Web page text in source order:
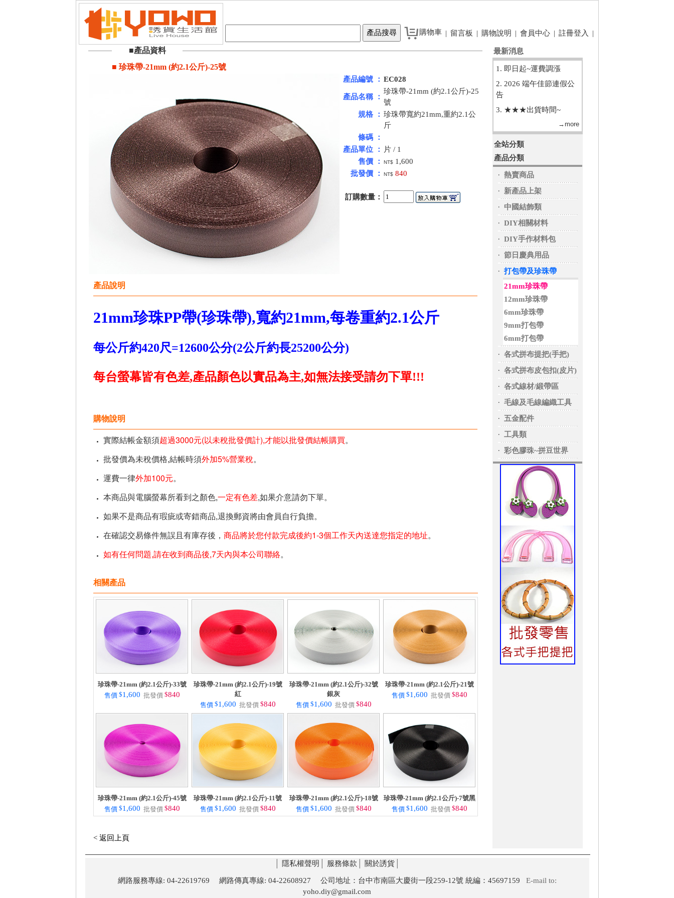
購物車 | 留言板 | 購物說明 | 會員中心 | 註冊登入 |
■產品資料
■ 珍珠帶-21mm (約2.1公斤)-25號
產品編號 ： EC028
產品名稱 ：
珍珠帶-21mm (約2.1公斤)-25
號
規格 ： 珍珠帶寬約21mm,重約2.1公
斤
條碼 ：
產品單位 ：
片 / 1
售價 ：
NT$ 1,600
批發價 ：
NT$ 840
訂購數量：
產品說明
21mm珍珠PP帶(珍珠帶),寬約21mm,每卷重約2.1公斤
每公斤約420尺=12600公分(2公斤約長25200公分)
每台螢幕皆有色差,產品顏色以實品為主,如無法接受請勿下單!!!
購物說明
實際結帳金額須超過3000元(以未稅批發價計),才能以批發價結帳購買。
批發價為未稅價格,結帳時須外加5%營業稅。
運費一律外加100元。
本商品與電腦螢幕所看到之顏色,一定有色差,如果介意請勿下單。
如果不是商品有瑕疵或寄錯商品,退換郵資將由會員自行負擔。
在確認交易條件無誤且有庫存後， 商品將於您付款完成後約1-3個工作天內送達您指定的地址。
如有任何問題,請在收到商品後,7天內與本公司聯絡。
相關產品
珍珠帶-21mm (約2.1公斤)-33號
售價 $1,600 批發價 $840
珍珠帶-21mm (約2.1公斤)-19號
紅
售價 $1,600 批發價 $840
珍珠帶-21mm (約2.1公斤)-32號
銀灰
售價 $1,600 批發價 $840
珍珠帶-21mm (約2.1公斤)-21號
售價 $1,600 批發價 $840
珍珠帶-21mm (約2.1公斤)-45號
售價 $1,600 批發價 $840
珍珠帶-21mm (約2.1公斤)-11號
售價 $1,600 批發價 $840
珍珠帶-21mm (約2.1公斤)-18號
售價 $1,600 批發價 $840
珍珠帶-21mm (約2.1公斤)-7號黑
售價 $1,600 批發價 $840
< 返回上頁
最新消息
1. 即日起~運費調漲
2. 2026 端午佳節連假公
告
3. ★★★出貨時間~
→more
全站分類
產品分類
‧ 熱賣商品
‧ 新產品上架
‧ 中國結飾類
‧ DIY相關材料
‧ DIY手作材料包
‧ 節日慶典用品
‧ 打包帶及珍珠帶
21mm珍珠帶
12mm珍珠帶
6mm珍珠帶
9mm打包帶
6mm打包帶
‧ 各式拼布提把(手把)
‧ 各式拼布皮包扣(皮片)
‧ 各式線材/緞帶區
‧ 毛線及毛線編織工具
‧ 五金配件
‧ 工具類
‧ 彩色膠珠~拼豆世界
隱私權聲明 服務條款 關於誘貨│
網路服務專線: 04-22619769 網路傳真專線: 04-22608927 公司地址：台中市南區大慶街一段259-12號 統編：45697159
E-mail to:
yoho.diy@gmail.com